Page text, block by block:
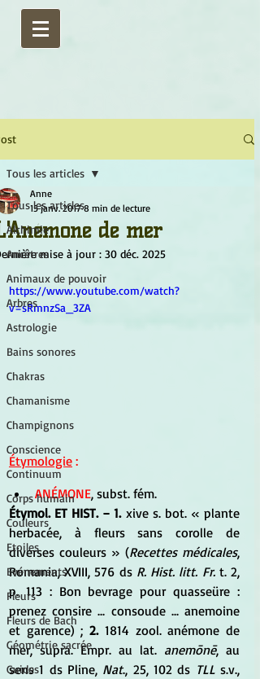
Tous les articles
Alchimie
Ancêtres
Animaux de pouvoir
Arbres
Astrologie
Bains sonores
Chakras
Chamanisme
Champignons
Conscience
Continuum
Corps humain
Couleurs
Etoiles
Evénements
Fleurs
Fleurs de Bach
Géométrie sacrée
Guides
Tous les articles
de mer
Anne
15 janv. 2017 8 min de lecture
mise à jour : 30 déc. 2025
https://www.youtube.com/watch?
v=sRmnzSa_3ZA
Étymologie :
ANÉMONE, subst. fém.
Étymol. ET HIST. − 1. xive s. bot. « plante
herbacée, à fleurs sans corolle de
diverses couleurs » (Recettes médicales,
Romania, XVIII, 576 ds R. Hist. litt. Fr. t. 2,
p. 113 : Bon bevrage pour quasseüre :
prenez consire ... consoude ... anemoine
et garence) ; 2. 1814 zool. anémone de
mer, supra. Empr. au lat. anemōnē, au
sens 1 ds Pline, Nat., 25, 102 ds TLL s.v.,